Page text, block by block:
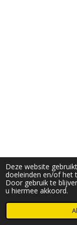
Deze website
doeleinden en/of het
Door gebruik te
u hiermee akkoord.
© 2025- 2026 Djöz